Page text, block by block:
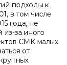
подходы к
в том числе
года, не
из-за иного
СМК малых
от